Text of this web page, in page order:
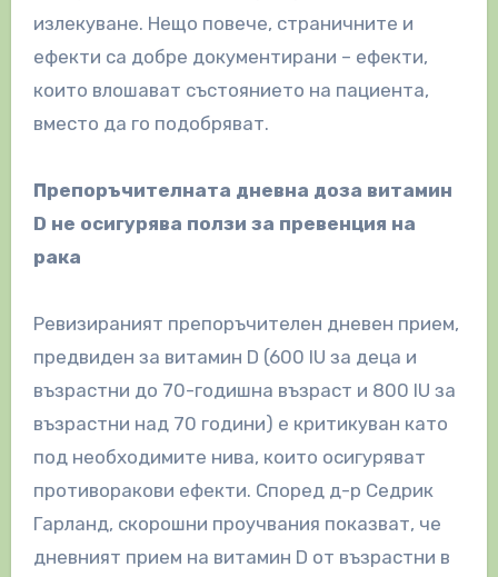
излекуване. Нещо повече, страничните и
ефекти са добре документирани – ефекти,
които влошават състоянието на пациента,
вместо да го подобряват.
Препоръчителната дневна доза витамин
D не осигурява ползи за превенция на
рака
Ревизираният препоръчителен дневен прием,
предвиден за витамин D (600 IU за деца и
възрастни до 70-годишна възраст и 800 IU за
възрастни над 70 години) е критикуван като
под необходимите нива, които осигуряват
противоракови ефекти. Според д-р Седрик
Гарланд, скорошни проучвания показват, че
дневният прием на витамин D от възрастни в